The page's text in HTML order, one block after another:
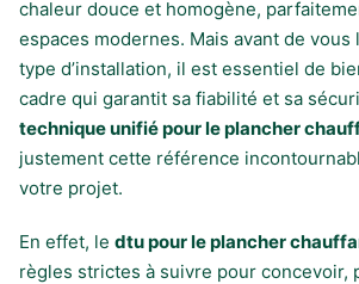
chaleur douce et homogène,
espaces modernes. Mais avant de vous
type d’installation, il est essentiel de
cadre qui garantit sa fiabilité et sa
technique unifié pour le plancher
justement cette référence
votre projet.
En effet, le dtu pour le plancher
règles strictes à suivre pour concevoir,